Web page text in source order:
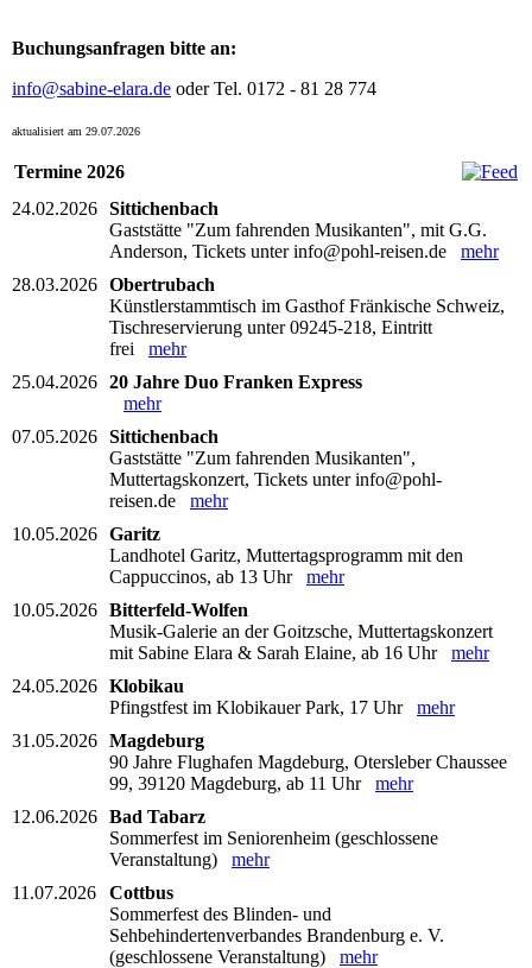
Buchungsanfragen bitte an:
info@sabine-elara.de oder Tel. 0172 - 81 28 774
aktualisiert am 29.07.2026
Termine 2026
24.02.2026 Sittichenbach
Gaststätte "Zum fahrenden Musikanten", mit G.G.
Anderson, Tickets unter info@pohl-reisen.de mehr
28.03.2026 Obertrubach
Künstlerstammtisch im Gasthof Fränkische Schweiz,
Tischreservierung unter 09245-218, Eintritt
frei mehr
25.04.2026 20 Jahre Duo Franken Express
mehr
07.05.2026 Sittichenbach
Gaststätte "Zum fahrenden Musikanten",
Muttertagskonzert, Tickets unter info@pohl-
reisen.de mehr
10.05.2026 Garitz
Landhotel Garitz, Muttertagsprogramm mit den
Cappuccinos, ab 13 Uhr mehr
10.05.2026 Bitterfeld-Wolfen
Musik-Galerie an der Goitzsche, Muttertagskonzert
mit Sabine Elara & Sarah Elaine, ab 16 Uhr mehr
24.05.2026 Klobikau
Pfingstfest im Klobikauer Park, 17 Uhr mehr
31.05.2026 Magdeburg
90 Jahre Flughafen Magdeburg, Otersleber Chaussee
99, 39120 Magdeburg, ab 11 Uhr mehr
12.06.2026 Bad Tabarz
Sommerfest im Seniorenheim (geschlossene
Veranstaltung) mehr
11.07.2026
Cottbus
Sommerfest des Blinden- und
Sehbehindertenverbandes Brandenburg e. V.
(geschlossene Veranstaltung) mehr